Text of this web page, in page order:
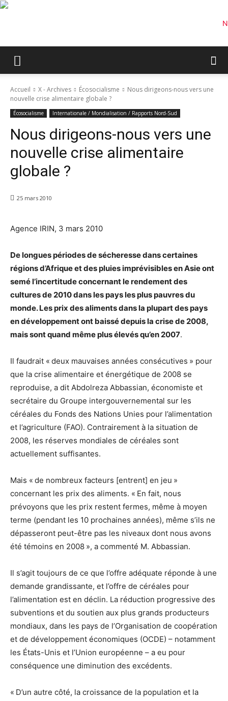
Accueil X - Archives Écosocialisme
Nous dirigeons-nous vers une
nouvelle crise alimentaire globale ?
Écosocialisme Internationale / Mondialisation / Rapports Nord-Sud
Nous dirigeons-nous vers une
nouvelle crise alimentaire
globale ?
25 mars 2010
Agence IRIN, 3 mars 2010
De longues périodes de sécheresse dans certaines
régions d’Afrique et des pluies imprévisibles en Asie ont
semé l’incertitude concernant le rendement des
cultures de 2010 dans les pays les plus pauvres du
monde. Les prix des aliments dans la plupart des pays
en développement ont baissé depuis la crise de 2008,
mais sont quand même plus élevés qu’en 2007.
Il faudrait « deux mauvaises années consécutives » pour
que la crise alimentaire et énergétique de 2008 se
reproduise, a dit Abdolreza Abbassian, économiste et
secrétaire du Groupe intergouvernemental sur les
céréales du Fonds des Nations Unies pour l’alimentation
et l’agriculture (FAO). Contrairement à la situation de
2008, les réserves mondiales de céréales sont
actuellement suffisantes.
Mais « de nombreux facteurs [entrent] en jeu »
concernant les prix des aliments. « En fait, nous
prévoyons que les prix restent fermes, même à moyen
terme (pendant les 10 prochaines années), même s’ils ne
dépasseront peut-être pas les niveaux dont nous avons
été témoins en 2008 », a commenté M. Abbassian.
Il s’agit toujours de ce que l’offre adéquate réponde à une
demande grandissante, et l’offre de céréales pour
l’alimentation est en déclin. La réduction progressive des
subventions et du soutien aux plus grands producteurs
mondiaux, dans les pays de l’Organisation de coopération
et de développement économiques (OCDE) – notamment
les États-Unis et l’Union européenne – a eu pour
conséquence une diminution des excédents.
« D’un autre côté, la croissance de la population et la